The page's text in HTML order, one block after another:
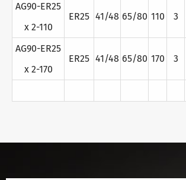
AG90-ER25
x 2-110
ER25 41/48 65/80 110 3
AG90-ER25
x 2-170
ER25 41/48 65/80 170 3